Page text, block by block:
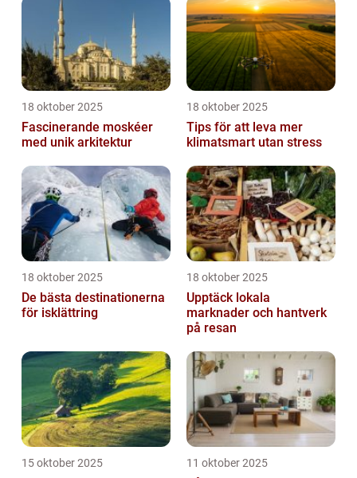
18 oktober 2025
Fascinerande moskéer
med unik arkitektur
18 oktober 2025
Tips för att leva mer
klimatsmart utan stress
18 oktober 2025
De bästa destinationerna
för isklättring
18 oktober 2025
Upptäck lokala
marknader och hantverk
på resan
15 oktober 2025 11 oktober 2025